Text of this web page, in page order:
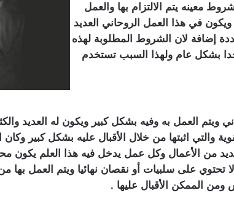
معينه يتم الالتزام بها والعمل
في هذا العمل الروحاني العديد
إضافة لان الشروط المطلوبة لهذه
بشكل عام ولهذا السبب تستخدم
العمل به وفيه بشكل كبير ويكون له العديد
اثبتها من خلال الأقبال عليه بشكل كبير وكان
من الأعمال وكل عمل يدخل فيه هذا العلم يكون
تحتوي على سلبيات أو نقصان نهائيا ويتم العمل
ومن الممكن الأقبال عليها .